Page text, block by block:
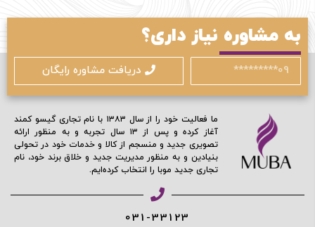
به مشاوره نیاز داری؟
دریافت مشاوره رایگان
ما فعالیت خود را از سال ۱۳۸۳ با نام تجاری گیسو کمند
آغاز کرده و پس از ۱۳ سال تجربه و به منظور ارائه
تصویری جدید و منسجم از کالا و خدمات خود در تحولی
بنیادین و به منظور مدیریت جدید و خلاق برند خود، نام
تجاری جدید موبا را انتخاب کرده‌ایم.
031-33123